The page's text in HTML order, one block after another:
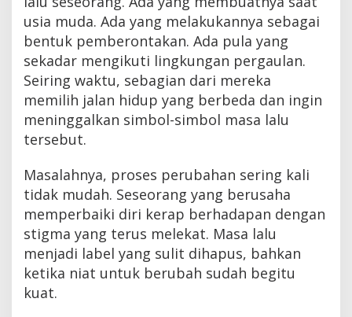
usia muda. Ada yang melakukannya sebagai
bentuk pemberontakan. Ada pula yang
sekadar mengikuti lingkungan pergaulan.
Seiring waktu, sebagian dari mereka
memilih jalan hidup yang berbeda dan ingin
meninggalkan simbol-simbol masa lalu
tersebut.
Masalahnya, proses perubahan sering kali
tidak mudah. Seseorang yang berusaha
memperbaiki diri kerap berhadapan dengan
stigma yang terus melekat. Masa lalu
menjadi label yang sulit dihapus, bahkan
ketika niat untuk berubah sudah begitu
kuat.